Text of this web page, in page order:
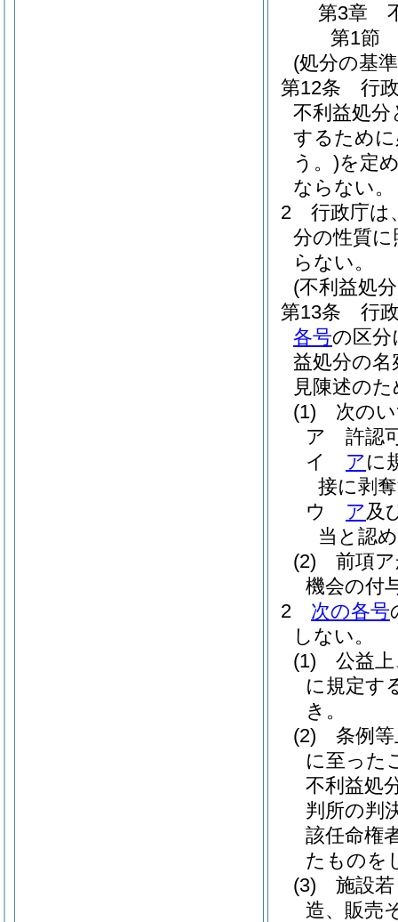
第3章
第1節
(処分の基
第12条
行
不利益処
するため
う。)を定
ならない。
2
行政庁は
分の性質
らない。
(不利益処
第13条
行
各号の区分
益処分の
見陳述の
(1)
次の
ア
許認
イ
アに
接に剥
ウ
ア及
当と認
(2)
前項
機会の付
2
次の各号
しない。
(1)
公益
に規定す
き。
(2)
条例
に至った
不利益処
判所の判
該任命権
たものを
(3)
施設
造、販売